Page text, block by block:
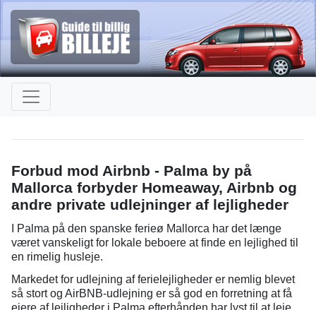
Forbud mod Airbnb - Palma by på
Mallorca forbyder Homeaway, Airbnb og
andre private udlejninger af lejligheder
I Palma på den spanske ferieø Mallorca har det længe
været vanskeligt for lokale beboere at finde en lejlighed til
en rimelig husleje.
Markedet for udlejning af ferielejligheder er nemlig blevet
så stort og AirBNB-udlejning er så god en forretning at få
ejere af lejligheder i Palma efterhånden har lyst til at leje